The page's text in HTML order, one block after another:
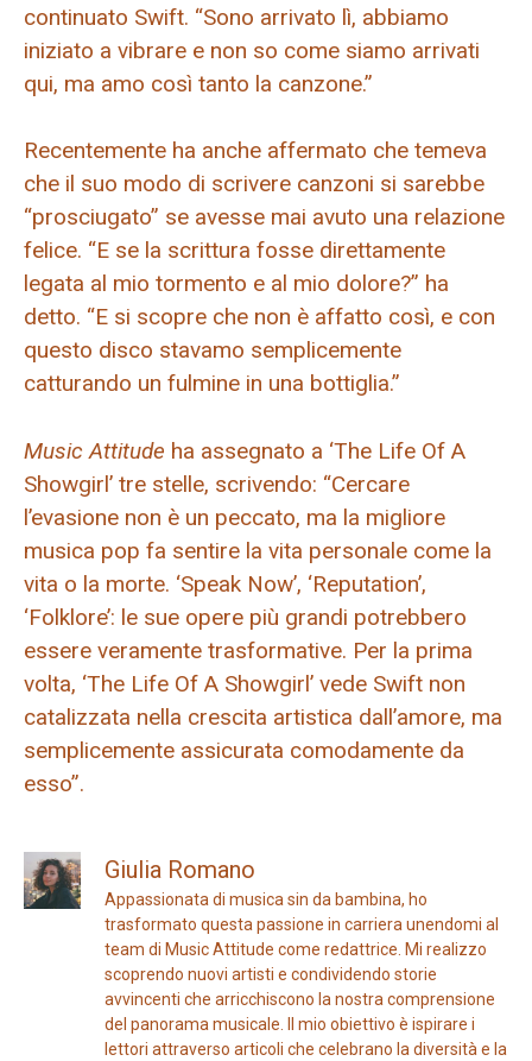
continuato Swift. “Sono arrivato lì, abbiamo
iniziato a vibrare e non so come siamo arrivati ​​​​
qui, ma amo così tanto la canzone.”
Recentemente ha anche affermato che temeva
che il suo modo di scrivere canzoni si sarebbe
“prosciugato” se avesse mai avuto una relazione
felice. “E se la scrittura fosse direttamente
legata al mio tormento e al mio dolore?” ha
detto. “E si scopre che non è affatto così, e con
questo disco stavamo semplicemente
catturando un fulmine in una bottiglia.”
Music Attitude ha assegnato a ‘The Life Of A
Showgirl’ tre stelle, scrivendo: “Cercare
l’evasione non è un peccato, ma la migliore
musica pop fa sentire la vita personale come la
vita o la morte. ‘Speak Now’, ‘Reputation’,
‘Folklore’: le sue opere più grandi potrebbero
essere veramente trasformative. Per la prima
volta, ‘The Life Of A Showgirl’ vede Swift non
catalizzata nella crescita artistica dall’amore, ma
semplicemente assicurata comodamente da
esso”.
Giulia Romano
Appassionata di musica sin da bambina, ho
trasformato questa passione in carriera unendomi al
team di Music Attitude come redattrice. Mi realizzo
scoprendo nuovi artisti e condividendo storie
avvincenti che arricchiscono la nostra comprensione
del panorama musicale. Il mio obiettivo è ispirare i
lettori attraverso articoli che celebrano la diversità e la